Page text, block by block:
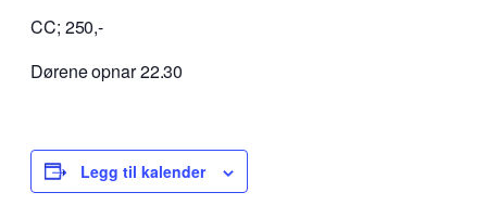
CC; 250,-
Dørene opnar 22.30
Legg til kalender